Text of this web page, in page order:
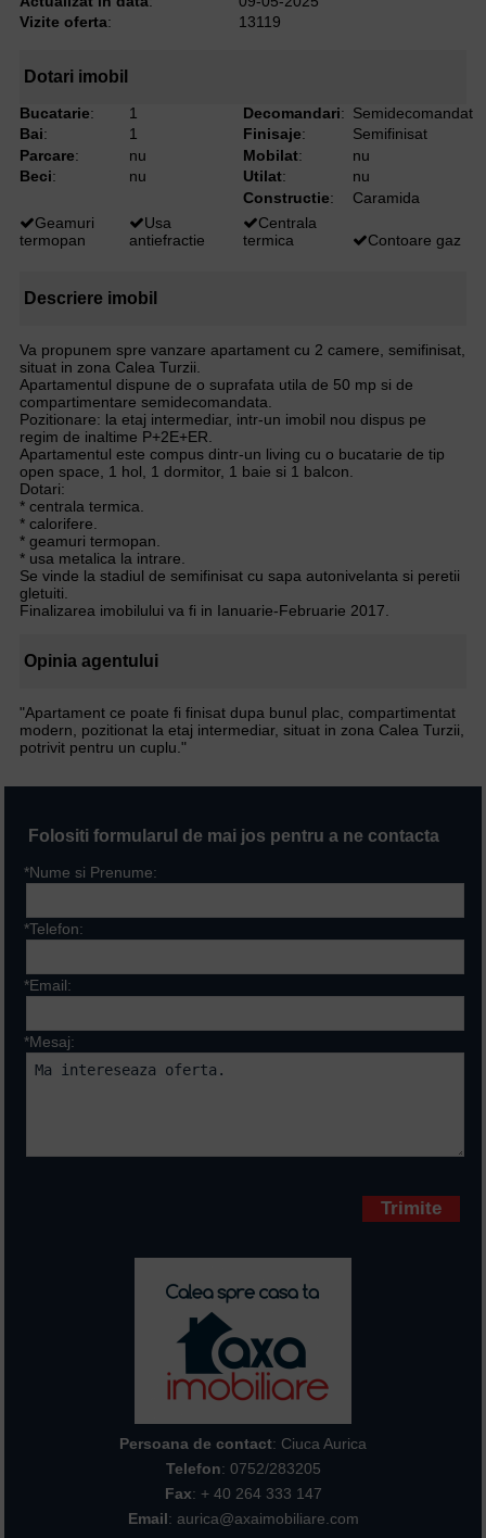
Vizite oferta: 13119
Dotari imobil
Bucatarie:
1
Bai:
1
Parcare:
nu
Beci: nu
Decomandari: Semidecomandat
Finisaje:
Semifinisat
Mobilat:
nu
Utilat:
nu
Constructie:
Caramida
Geamuri
termopan
Usa
antiefractie
Centrala
termica
Contoare gaz
Descriere imobil
Va propunem spre vanzare apartament cu 2 camere, semifinisat,
situat in zona Calea Turzii.
Apartamentul dispune de o suprafata utila de 50 mp si de
compartimentare semidecomandata.
Pozitionare: la etaj intermediar, intr-un imobil nou dispus pe
regim de inaltime P+2E+ER.
Apartamentul este compus dintr-un living cu o bucatarie de tip
open space, 1 hol, 1 dormitor, 1 baie si 1 balcon.
Dotari:
* centrala termica.
* calorifere.
* geamuri termopan.
* usa metalica la intrare.
Se vinde la stadiul de semifinisat cu sapa autonivelanta si peretii
gletuiti.
Finalizarea imobilului va fi in Ianuarie-Februarie 2017.
Opinia agentului
"Apartament ce poate fi finisat dupa bunul plac, compartimentat
modern, pozitionat la etaj intermediar, situat in zona Calea Turzii,
potrivit pentru un cuplu."
Folositi formularul de mai jos pentru a ne contacta
*Nume si Prenume:
*Telefon:
*Email:
*Mesaj:
Persoana de contact: Ciuca Aurica
Telefon: 0752/283205
Fax: + 40 264 333 147
Email: aurica@axaimobiliare.com